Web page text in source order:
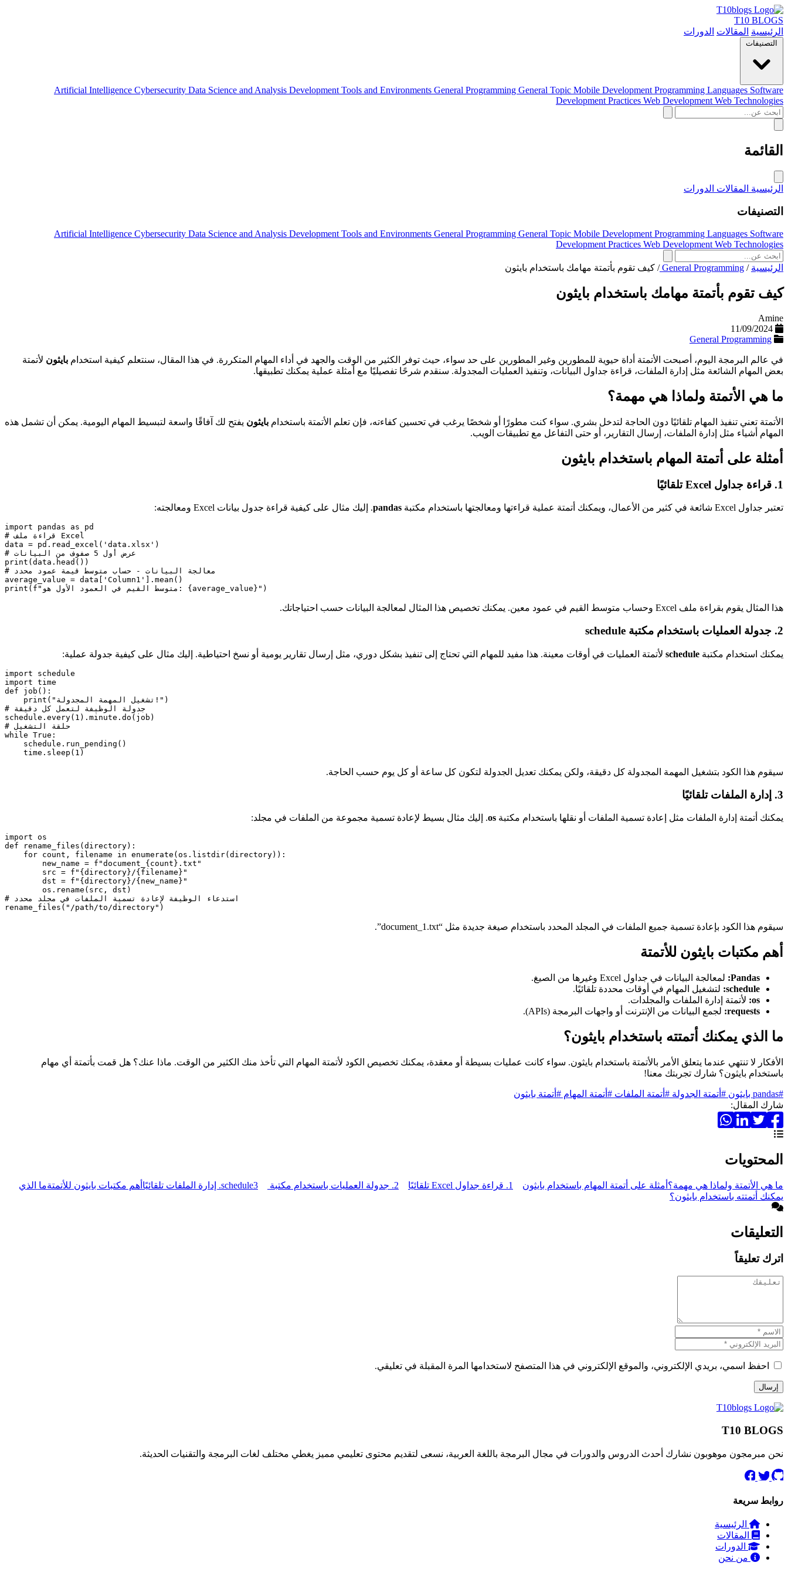
T10 BLOGS
الرئيسية المقالات الدورات
التصنيفات
Artificial Intelligence Cybersecurity Data Science and Analysis Development Tools and Environments General Programming General Topic Mobile Development Programming Languages Software
Development Practices Web Development Web Technologies
القائمة
الرئيسية المقالات الدورات
التصنيفات
Artificial Intelligence Cybersecurity Data Science and Analysis Development Tools and Environments General Programming General Topic Mobile Development Programming Languages Software
Development Practices Web Development Web Technologies
الرئيسية /
General Programming
/ كيف تقوم بأتمتة مهامك باستخدام بايثون
كيف تقوم بأتمتة مهامك باستخدام بايثون
Amine
11/09/2024
General Programming
في عالم البرمجة اليوم، أصبحت الأتمتة أداة حيوية للمطورين وغير المطورين على حد سواء، حيث توفر الكثير من الوقت والجهد في أداء المهام المتكررة. في هذا المقال، سنتعلم كيفية استخدام بايثون لأتمتة
بعض المهام الشائعة مثل إدارة الملفات، قراءة جداول البيانات، وتنفيذ العمليات المجدولة. سنقدم شرحًا تفصيليًا مع أمثلة عملية يمكنك تطبيقها.
ما هي الأتمتة ولماذا هي مهمة؟
الأتمتة تعني تنفيذ المهام تلقائيًا دون الحاجة لتدخل بشري. سواء كنت مطورًا أو شخصًا يرغب في تحسين كفاءته، فإن تعلم الأتمتة باستخدام بايثون يفتح لك آفاقًا واسعة لتبسيط المهام اليومية. يمكن أن تشمل هذه
المهام أشياء مثل إدارة الملفات، إرسال التقارير، أو حتى التفاعل مع تطبيقات الويب.
أمثلة على أتمتة المهام باستخدام بايثون
1. قراءة جداول Excel تلقائيًا
تعتبر جداول Excel شائعة في كثير من الأعمال، ويمكنك أتمتة عملية قراءتها ومعالجتها باستخدام مكتبة pandas. إليك مثال على كيفية قراءة جدول بيانات Excel ومعالجته:
import pandas as pd
# قراءة ملف Excel
data = pd.read_excel('data.xlsx')
# عرض أول 5 صفوف من البيانات
print(data.head())
# معالجة البيانات - حساب متوسط قيمة عمود محدد
average_value = data['Column1'].mean()
هذا المثال يقوم بقراءة ملف Excel وحساب متوسط القيم في عمود معين. يمكنك تخصيص هذا المثال لمعالجة البيانات حسب احتياجاتك.
2. جدولة العمليات باستخدام مكتبة schedule
يمكنك استخدام مكتبة schedule لأتمتة العمليات في أوقات معينة. هذا مفيد للمهام التي تحتاج إلى تنفيذ بشكل دوري، مثل إرسال تقارير يومية أو نسخ احتياطية. إليك مثال على كيفية جدولة عملية:
import schedule
import time
def job():
# جدولة الوظيفة لتعمل كل دقيقة
schedule.every(1).minute.do(job)
# حلقة التشغيل
while True:
    time.sleep(1)
سيقوم هذا الكود بتشغيل المهمة المجدولة كل دقيقة، ولكن يمكنك تعديل الجدولة لتكون كل ساعة أو كل يوم حسب الحاجة.
3. إدارة الملفات تلقائيًا
يمكنك أتمتة إدارة الملفات مثل إعادة تسمية الملفات أو نقلها باستخدام مكتبة os. إليك مثال بسيط لإعادة تسمية مجموعة من الملفات في مجلد:
import os
def rename_files(directory):
# استدعاء الوظيفة لإعادة تسمية الملفات في مجلد محدد
rename_files("/path/to/directory")
سيقوم هذا الكود بإعادة تسمية جميع الملفات في المجلد المحدد باستخدام صيغة جديدة مثل “document_1.txt”.
أهم مكتبات بايثون للأتمتة
Pandas: لمعالجة البيانات في جداول Excel وغيرها من الصيغ.
schedule: لتشغيل المهام في أوقات محددة تلقائيًا.
os: لأتمتة إدارة الملفات والمجلدات.
requests: لجمع البيانات من الإنترنت أو واجهات البرمجة (APIs).
ما الذي يمكنك أتمتته باستخدام بايثون؟
الأفكار لا تنتهي عندما يتعلق الأمر بالأتمتة باستخدام بايثون. سواء كانت عمليات بسيطة أو معقدة، يمكنك تخصيص الكود لأتمتة المهام التي تأخذ منك الكثير من الوقت. ماذا عنك؟ هل قمت بأتمتة أي مهام
باستخدام بايثون؟ شارك تجربتك معنا!
#pandas بايثون #أتمتة الجدولة #أتمتة الملفات #أتمتة المهام #أتمتة بايثون
شارك المقال:
المحتويات
ما هي الأتمتة ولماذا هي مهمة؟ أمثلة على أتمتة المهام باستخدام بايثون 1. قراءة جداول Excel تلقائيًا 2. جدولة العمليات باستخدام مكتبة schedule 3. إدارة الملفات تلقائيًا أهم مكتبات بايثون للأتمتةما الذي
يمكنك أتمتته باستخدام بايثون؟
التعليقات
اترك تعليقاً
احفظ اسمي، بريدي الإلكتروني، والموقع الإلكتروني في هذا المتصفح لاستخدامها المرة المقبلة في تعليقي.
T10 BLOGS
نحن مبرمجون موهوبون نشارك أحدث الدروس والدورات في مجال البرمجة باللغة العربية، نسعى لتقديم محتوى تعليمي مميز يغطي مختلف لغات البرمجة والتقنيات الحديثة.
روابط سريعة
الرئيسية
المقالات
الدورات
من نحن